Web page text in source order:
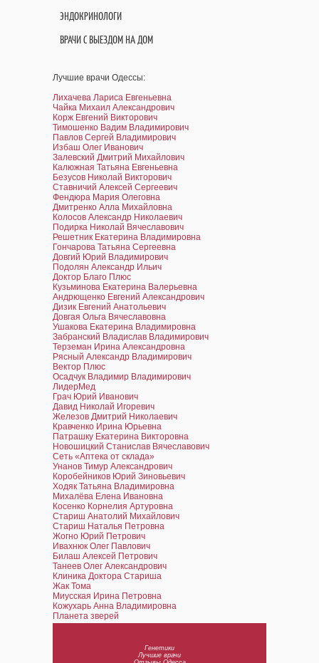
ЭНДОКРИНОЛОГИ
ВРАЧИ С ВЫЕЗДОМ НА ДОМ
Лучшие врачи Одессы:
Лихачева Лариса Евгеньевна
Чайка Михаил Александрович
Корж Евгений Викторович
Тимошенко Вадим Владимирович
Павлов Сергей Владимирович
Избаш Олег Иванович
Залевский Дмитрий Михайлович
Калюжная Татьяна Евгеньевна
Безусов Николай Викторович
Ставничий Алексей Сергеевич
Фендюра Мария Олеговна
Дмитренко Алла Михайловна
Колосов Александр Николаевич
Подирка Николай Вячеславович
Решетник Екатерина Владимировна
Гончарова Татьяна Сергеевна
Довгий Юрий Владимирович
Подолян Александр Ильич
Доктор Благо Плюс
Кузьминова Екатерина Валерьевна
Андрющенко Евгений Александрович
Дизик Евгений Анатольевич
Довгая Ольга Вячеславовна
Ушакова Екатерина Владимировна
Забранский Владислав Владимирович
Терземан Ирина Александровна
Рясный Александр Владимирович
Вектор Плюс
Осадчук Владимир Владимирович
ЛидерМед
Грач Юрий Иванович
Давид Николай Игоревич
Железов Дмитрий Николаевич
Кравченко Ирина Юрьевна
Патрашку Екатерина Викторовна
Новошицкий Станислав Вячеславович
Сеть «Аптека от склада»
Унанов Тимур Александрович
Коробейников Юрий Зиновьевич
Ходяк Татьяна Владимировна
Михалёва Елена Ивановна
Косенко Корнелия Артуровна
Стариш Анатолий Михайлович
Стариш Наталья Петровна
Жогно Юрий Петрович
Ивахнюк Олег Павлович
Билаш Алексей Петрович
Танеев Олег Александрович
Клиника Доктора Стариша
Жак Тома
Миусская Ирина Петровна
Кожухарь Анна Владимировна
Планета зверей
Генетики
Лучшие врачи